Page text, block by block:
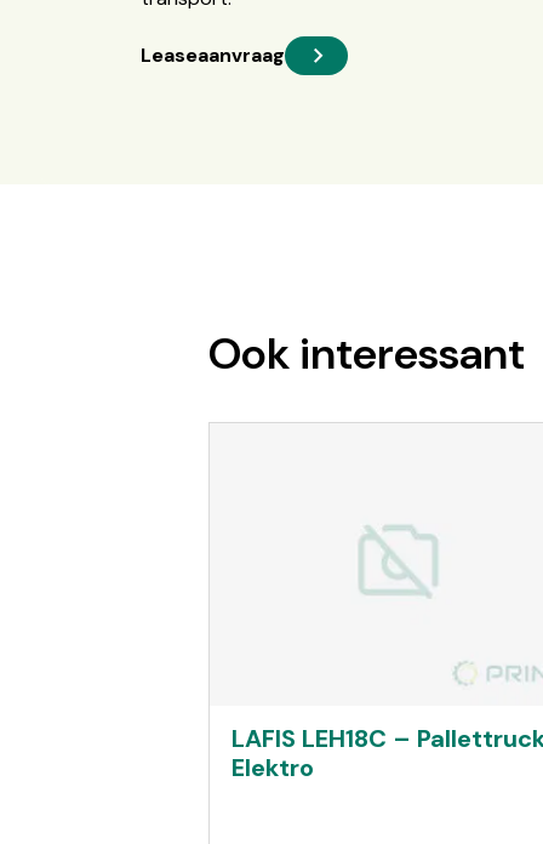
Leaseaanvraag
Ook interessant
LAFIS LEH18C –
Elektro